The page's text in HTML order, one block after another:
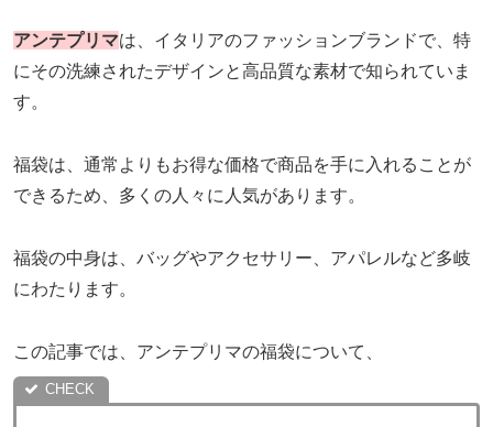
アンテプリマは、イタリアのファッションブランドで、特
にその洗練されたデザインと高品質な素材で知られていま
す。
福袋は、通常よりもお得な価格で商品を手に入れることが
できるため、多くの人々に人気があります。
福袋の中身は、バッグやアクセサリー、アパレルなど多岐
にわたります。
この記事では、アンテプリマの福袋について、